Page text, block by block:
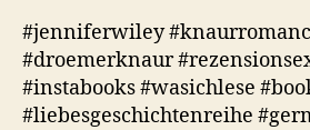
#jenniferwiley
#droemerknaur
#instabooks #wasichlese
#liebesgeschichtenreihe